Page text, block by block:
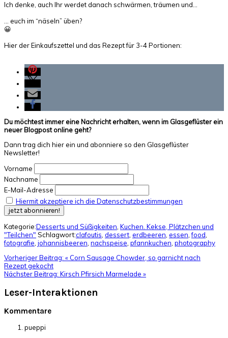
Ich denke, auch Ihr werdet danach schwärmen, träumen und…
… euch im “näseln” üben?
😀
Hier der Einkaufszettel und das Rezept für 3-4 Portionen:
Du möchtest immer eine Nachricht erhalten, wenn im Glasgeflüster ein
neuer Blogpost online geht?
Dann trag dich hier ein und abonniere so den Glasgeflüster
Newsletter!
Vorname
Nachname
E-Mail-Adresse
Hiermit akzeptiere ich die Datenschutzbestimmungen
Kategorie:Desserts und Süßigkeiten, Kuchen. Kekse, Plätzchen und
"Teilchen" Schlagwort:clafoutis, dessert, erdbeeren, essen,food,
fotografie, johannisbeeren, nachspeise, pfannkuchen, photography
Vorheriger Beitrag: « Corn Sausage Chowder, so garnicht nach
Rezept gekocht
Nächster Beitrag: Kirsch Pfirsich Marmelade »
Leser-Interaktionen
Kommentare
pueppi